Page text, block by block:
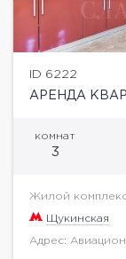
ID 6222
АРЕНДА
комнат
3
Жилой
Щукинская
Адрес: